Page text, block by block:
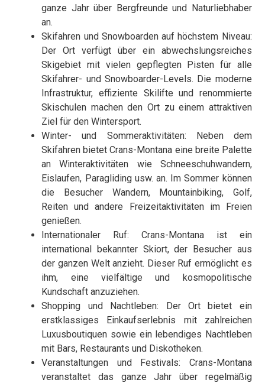
ganze Jahr über Bergfreunde und Naturliebhaber
an.
Skifahren und Snowboarden auf höchstem Niveau:
Der Ort verfügt über ein abwechslungsreiches
Skigebiet mit vielen gepflegten Pisten für alle
Skifahrer- und Snowboarder-Levels. Die moderne
Infrastruktur, effiziente Skilifte und renommierte
Skischulen machen den Ort zu einem attraktiven
Ziel für den Wintersport.
Winter- und Sommeraktivitäten: Neben dem
Skifahren bietet Crans-Montana eine breite Palette
an Winteraktivitäten wie Schneeschuhwandern,
Eislaufen, Paragliding usw. an. Im Sommer können
die Besucher Wandern, Mountainbiking, Golf,
Reiten und andere Freizeitaktivitäten im Freien
genießen.
Internationaler Ruf: Crans-Montana ist ein
international bekannter Skiort, der Besucher aus
der ganzen Welt anzieht. Dieser Ruf ermöglicht es
ihm, eine vielfältige und kosmopolitische
Kundschaft anzuziehen.
Shopping und Nachtleben: Der Ort bietet ein
erstklassiges Einkaufserlebnis mit zahlreichen
Luxusboutiquen sowie ein lebendiges Nachtleben
mit Bars, Restaurants und Diskotheken.
Veranstaltungen und Festivals: Crans-Montana
veranstaltet das ganze Jahr über regelmäßig